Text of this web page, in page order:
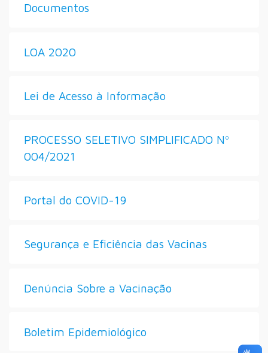
Documentos
LOA 2020
Lei de Acesso à Informação
PROCESSO SELETIVO SIMPLIFICADO Nº
004/2021
Portal do COVID-19
Segurança e Eficiência das Vacinas
Denúncia Sobre a Vacinação
Boletim Epidemiológico